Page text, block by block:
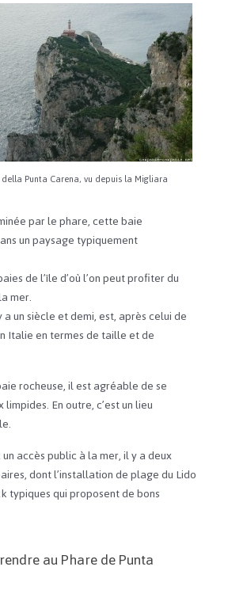
Punta Carena, vu depuis la Migliara
par le phare, cette baie
un paysage typiquement
de l’île d’où l’on peut profiter du
mer.
un siècle et demi, est, après celui de
Italie en termes de taille et de
rocheuse, il est agréable de se
En outre, c’est un lieu
accès public à la mer, il y a deux
dont l’installation de plage du Lido
typiques qui proposent de bons
au Phare de Punta